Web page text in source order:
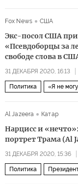
Fox News США
Экс-посол США
«Псевдоборцы за
свободе слова в
31 ДЕКАБРЯ 2020, 16:13
Политика «Я не
Al Jazeera Катар
Нарцисс и
портрет Трама (Al
31 ДЕКАБРЯ 2020, 15:36
Политика